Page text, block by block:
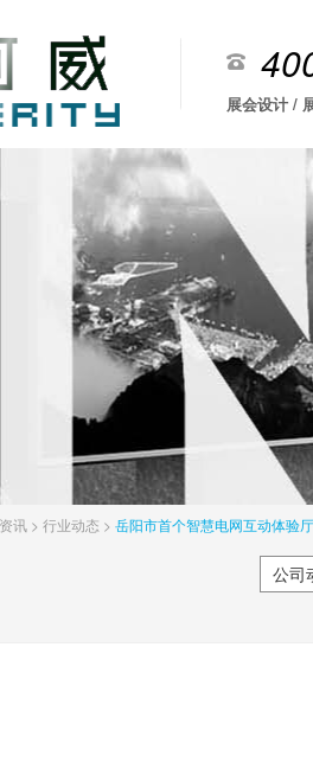
展会设计 /
讯 > 行业动态 > 岳阳市首个智慧电网互动体验
公司